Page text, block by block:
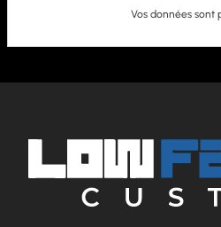
Vos données sont